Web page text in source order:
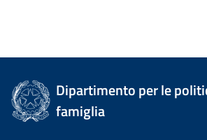
Dipartimento per le
famiglia